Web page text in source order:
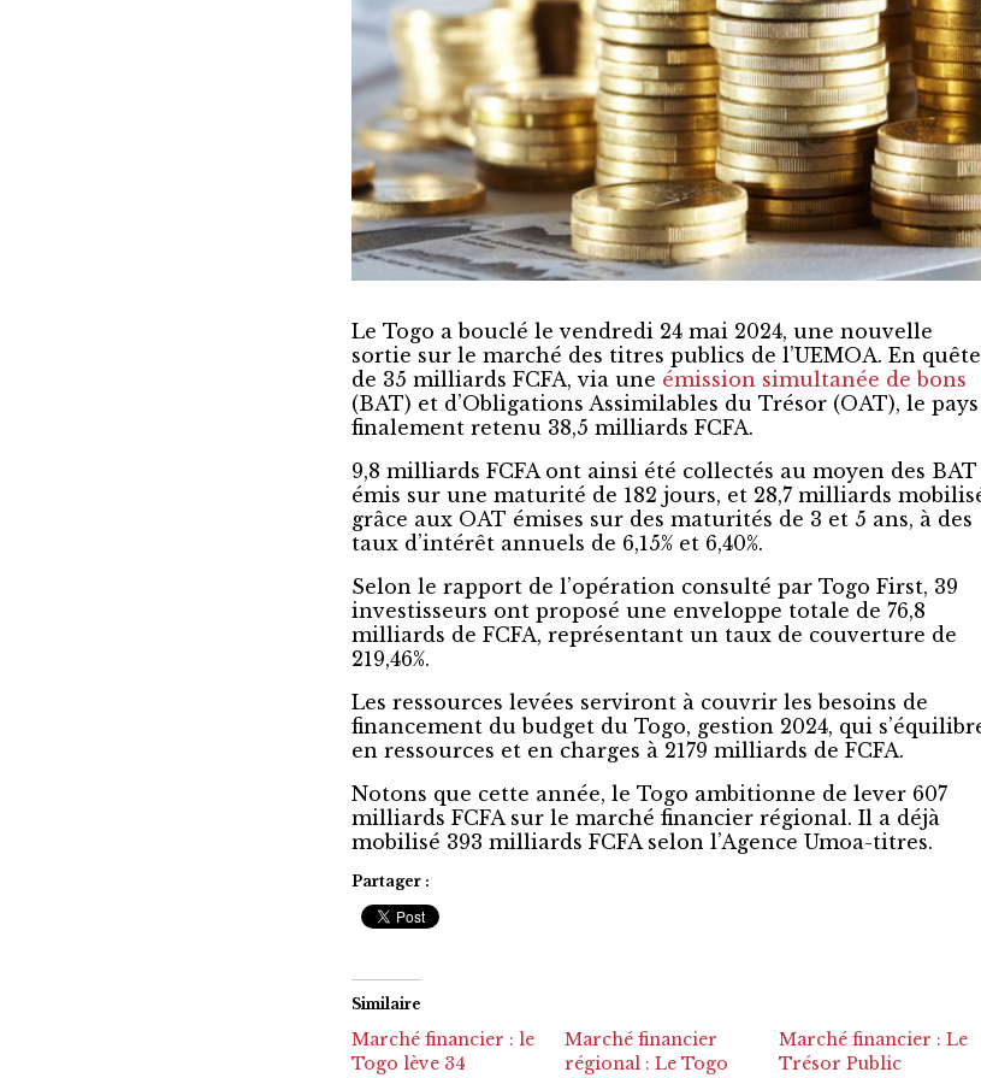
Le Togo a bouclé le vendredi 24 mai 2024, une nouvelle
sortie sur le marché des titres publics de l’UEMOA. En quête
de 35 milliards FCFA, via une émission simultanée de bons
(BAT) et d’Obligations Assimilables du Trésor (OAT), le
finalement retenu 38,5 milliards FCFA.
9,8 milliards FCFA ont ainsi été collectés au moyen des BAT
émis sur une maturité de 182 jours, et 28,7 milliards
grâce aux OAT émises sur des maturités de 3 et 5 ans, à des
taux d’intérêt annuels de 6,15% et 6,40%.
Selon le rapport de l’opération consulté par Togo First, 39
investisseurs ont proposé une enveloppe totale de 76,8
milliards de FCFA, représentant un taux de couverture de
219,46%.
Les ressources levées serviront à couvrir les besoins de
financement du budget du Togo, gestion 2024, qui
en ressources et en charges à 2179 milliards de FCFA.
Notons que cette année, le Togo ambitionne de lever 607
milliards FCFA sur le marché financier régional. Il a déjà
mobilisé 393 milliards FCFA selon l’Agence Umoa-titres.
Partager :
Similaire
Marché financier : le
Togo lève 34
Marché financier
régional : Le Togo
Marché financier : Le
Trésor Public